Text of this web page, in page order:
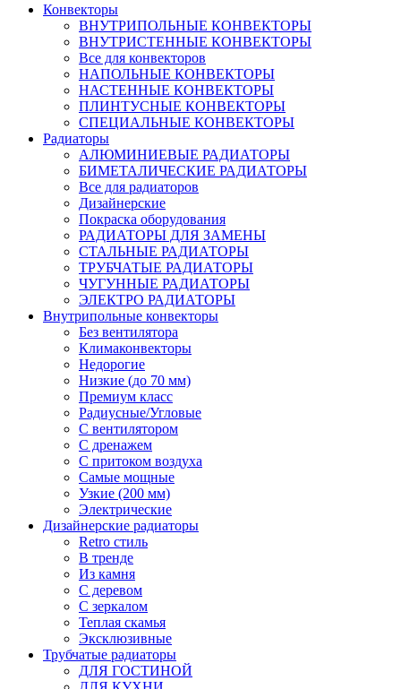
Конвекторы
ВНУТРИПОЛЬНЫЕ КОНВЕКТОРЫ
ВНУТРИСТЕННЫЕ КОНВЕКТОРЫ
Все для конвекторов
НАПОЛЬНЫЕ КОНВЕКТОРЫ
НАСТЕННЫЕ КОНВЕКТОРЫ
ПЛИНТУСНЫЕ КОНВЕКТОРЫ
СПЕЦИАЛЬНЫЕ КОНВЕКТОРЫ
Радиаторы
АЛЮМИНИЕВЫЕ РАДИАТОРЫ
БИМЕТАЛИЧЕСКИЕ РАДИАТОРЫ
Все для радиаторов
Дизайнерские
Покраска оборудования
РАДИАТОРЫ ДЛЯ ЗАМЕНЫ
СТАЛЬНЫЕ РАДИАТОРЫ
ТРУБЧАТЫЕ РАДИАТОРЫ
ЧУГУННЫЕ РАДИАТОРЫ
ЭЛЕКТРО РАДИАТОРЫ
Внутрипольные конвекторы
Без вентилятора
Климаконвекторы
Недорогие
Низкие (до 70 мм)
Премиум класс
Радиусные/Угловые
С вентилятором
С дренажем
С притоком воздуха
Самые мощные
Узкие (200 мм)
Электрические
Дизайнерские радиаторы
Retro стиль
В тренде
Из камня
С деревом
С зеркалом
Теплая скамья
Эксклюзивные
Трубчатые радиаторы
ДЛЯ ГОСТИНОЙ